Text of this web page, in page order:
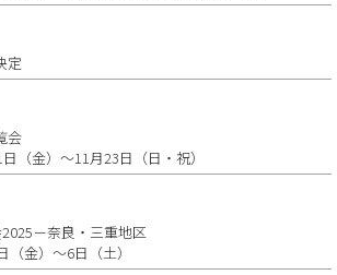
定
会
（金）～11月23日（日・祝）
－奈良・三重地区
金）～6日（土）